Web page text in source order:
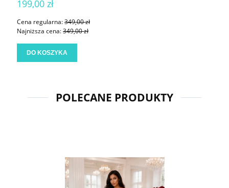
199,00 zł
Cena regularna:349,00 zł
Najniższa cena:349,00 zł
DO KOSZYKA
POLECANE PRODUKTY